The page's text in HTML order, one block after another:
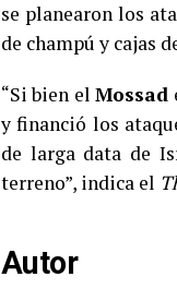
se planearon los
de champú y cajas
“Si bien elMossad
y financió los
de larga data de
terreno”, indica el
Autor